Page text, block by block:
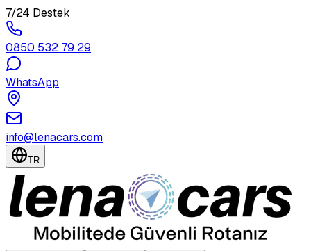
7/24 Destek
0850 532 79 29
WhatsApp
info@lenacars.com
TR